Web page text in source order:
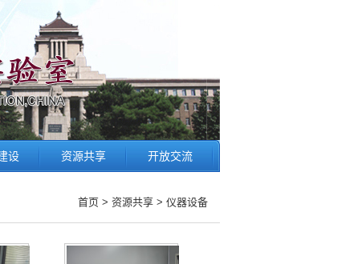
设 资源共享 开放交流
首页 > 资源共享 > 仪器设备